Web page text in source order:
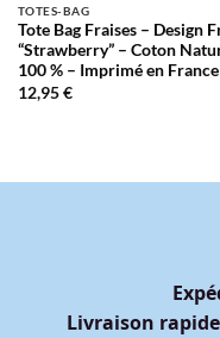
TOTES-BAG
Tote Bag Fraises – Design
“Strawberry” – Coton
100 % – Imprimé en France
12,95€
Livraison